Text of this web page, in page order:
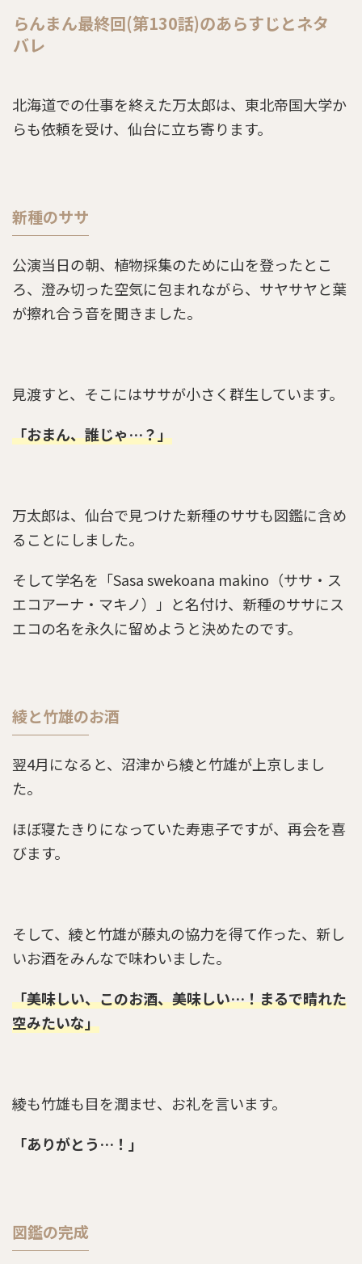
らんまん第18話のあらすじとネタバレ感想「万
らんまん第47話のあらすじとネタバレ感想「峰
屋の当主が見習いに」
らんまん第15話のあらすじとネタバレ感想「竹
雄の憂い」
に見えないもの」
らんまん第118話のあらすじとネタバレ感想「南
らんまん第126話のあらすじとネタバレ感想「昭
らんまん第3週のネタバレとあらすじ「ジョウロ
ウホトトギス」
らんまん第123話のあらすじとネタバレ感想「関
らんまんの実在モデル一覧！モチーフ・元ネタ
となっているのは？
らんまん最終回(第130話)のあらすじとネタ
バレ
北海道での仕事を終えた万太郎は、東北帝国大学か
らも依頼を受け、仙台に立ち寄ります。
新種のササ
公演当日の朝、植物採集のために山を登ったとこ
ろ、澄み切った空気に包まれながら、サヤサヤと葉
が擦れ合う音を聞きました。
見渡すと、そこにはササが小さく群生しています。
「おまん、誰じゃ…？」
万太郎は、仙台で見つけた新種のササも図鑑に含め
ることにしました。
そして学名を「Sasa swekoana makino（ササ・ス
エコアーナ・マキノ）」と名付け、新種のササにス
エコの名を永久に留めようと決めたのです。
綾と竹雄のお酒
翌4月になると、沼津から綾と竹雄が上京しまし
た。
ほぼ寝たきりになっていた寿恵子ですが、再会を喜
びます。
そして、綾と竹雄が藤丸の協力を得て作った、新し
いお酒をみんなで味わいました。
「美味しい、このお酒、美味しい…！まるで晴れた
空みたいな」
綾も竹雄も目を潤ませ、お礼を言います。
「ありがとう…！」
図鑑の完成